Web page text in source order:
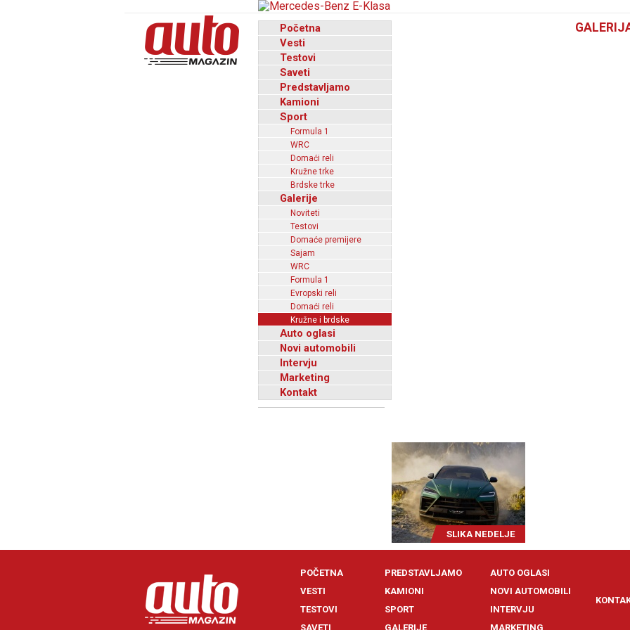
Početna
Vesti
Testovi
Saveti
Predstavljamo
Kamioni
Sport
Formula 1
WRC
Domaći reli
Kružne trke
Brdske trke
Galerije
Noviteti
Testovi
Domaće premijere
Sajam
WRC
Formula 1
Evropski reli
Domaći reli
Kružne i brdske
Auto oglasi
Novi automobili
Intervju
Marketing
Kontakt
SLIKA NEDELJE
POČETNA
VESTI
TESTOVI
SAVETI
PREDSTAVLJAMO
KAMIONI
SPORT
GALERIJE
AUTO OGLASI
NOVI AUTOMOBILI
INTERVJU
MARKETING